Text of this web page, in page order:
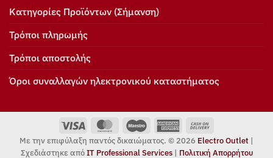
Κατηγορίες Προϊόντων (Σήμανση)
Τρόποι πληρωμής
Τρόποι αποστολής
Όροι συναλλαγών ηλεκτρονικού καταστήματος
Visa MasterCardMaestro American
ExpressOn
Delivery
Με την επιφύλαξη παντός δικαιώματος. © 2026 Electro Outlet |
Σχεδιάστηκε απόIT Professional Services| Πολιτική Απορρήτου